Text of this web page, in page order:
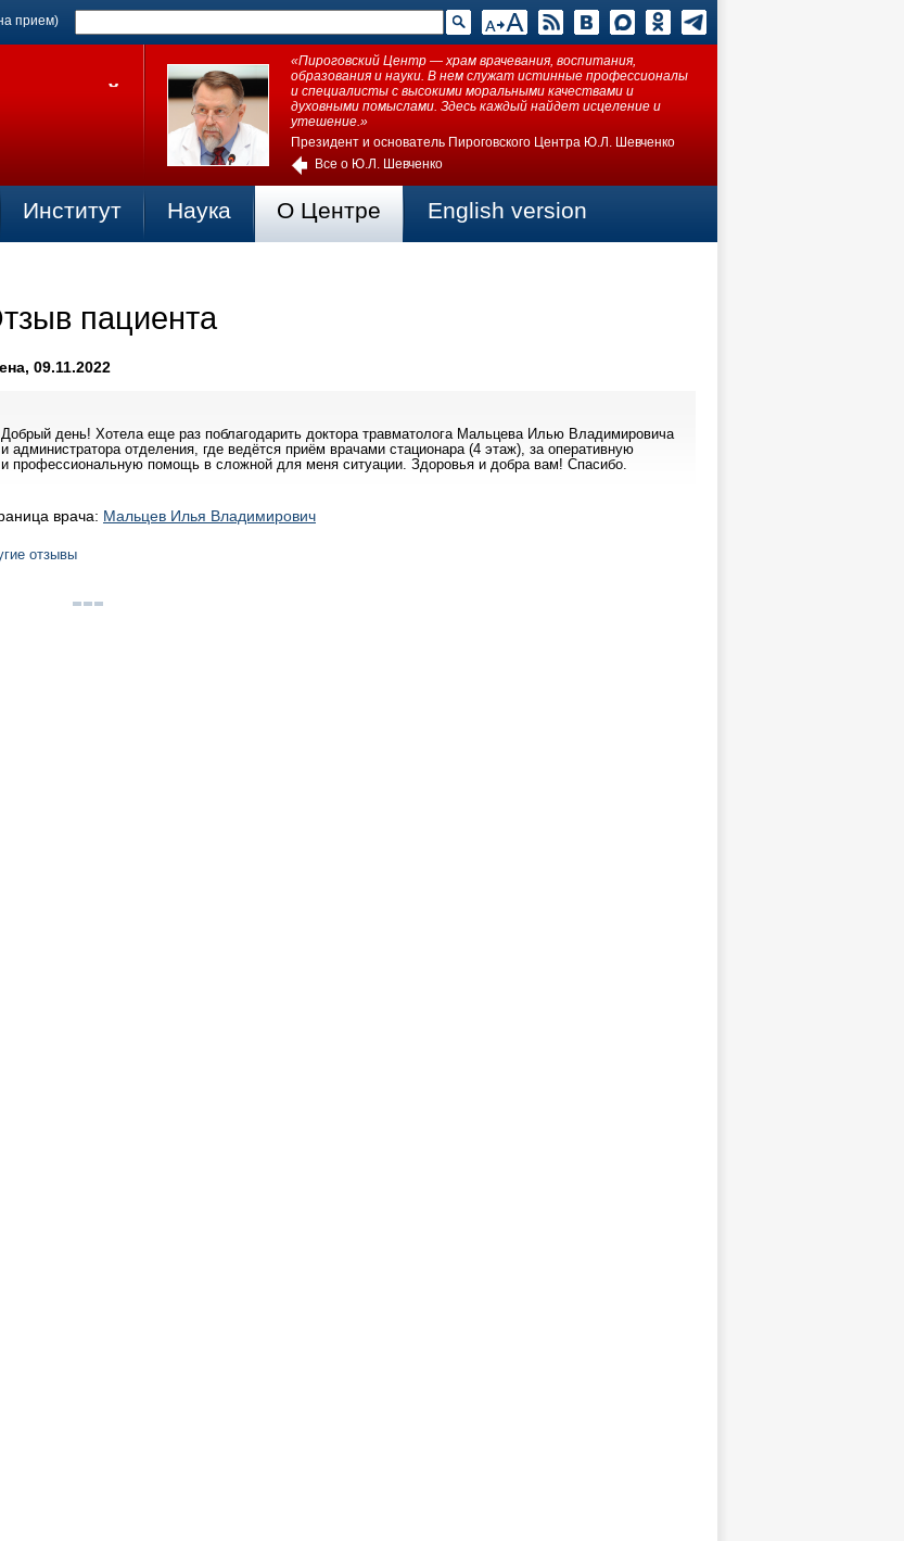
прием)
«Пироговский Центр — храм врачевания, воспитания,
образования и науки. В нем служат истинные профессионалы
и специалисты с высокими моральными качествами и
духовными помыслами. Здесь каждый найдет исцеление и
утешение.»
Президент и основатель Пироговского Центра Ю.Л. Шевченко
Все о Ю.Л. Шевченко
Институт Наука О Центре English version
пациента
09.11.2022
Добрый день! Хотела еще раз поблагодарить доктора травматолога Мальцева Илью Владимировича
и администратора отделения, где ведётся приём врачами стационара (4 этаж), за оперативную
и профессиональную помощь в сложной для меня ситуации. Здоровья и добра вам! Спасибо.
врача: Мальцев Илья Владимирович
отзывы